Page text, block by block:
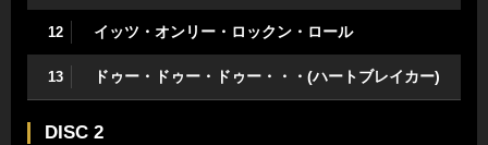
12 イッツ・オンリー・ロックン・ロール
13 ドゥー・ドゥー・ドゥー・・・(ハートブレイカー)
DISC 2